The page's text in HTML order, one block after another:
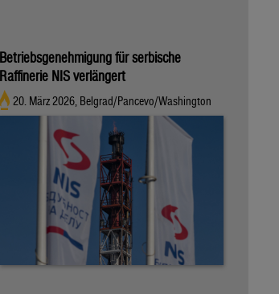
Betriebsgenehmigung für serbische
Raffinerie NIS verlängert
20. März 2026, Belgrad/Pancevo/Washington